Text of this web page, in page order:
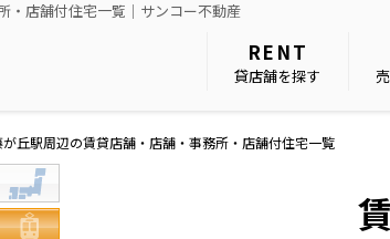
・店舗付住宅一覧｜サンコー不動産
RENT
貸店舗を探す
が丘駅周辺の賃貸店舗・店舗・事務所・店舗付住宅一覧